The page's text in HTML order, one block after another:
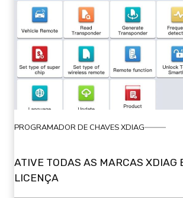
PROGRAMADOR DE CHAVES XDIAG
ATIVE TODAS AS MARCAS XDIAG
LICENÇA